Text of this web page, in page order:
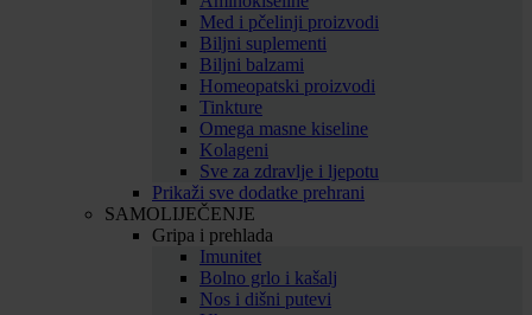
Med i pčelinji proizvodi
Biljni suplementi
Biljni balzami
Homeopatski proizvodi
Tinkture
Omega masne kiseline
Kolageni
Sve za zdravlje i ljepotu
Prikaži sve dodatke prehrani
SAMOLIJEČENJE
Gripa i prehlada
Imunitet
Bolno grlo i kašalj
Nos i dišni putevi